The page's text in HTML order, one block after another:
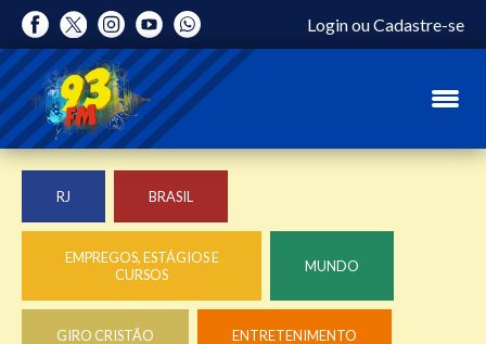
LoginouCadastre-se
RJ BRASIL
EMPREGOS, ESTÁGIOS E
CURSOS
MUNDO
GIRO CRISTÃO ENTRETENIMENTO